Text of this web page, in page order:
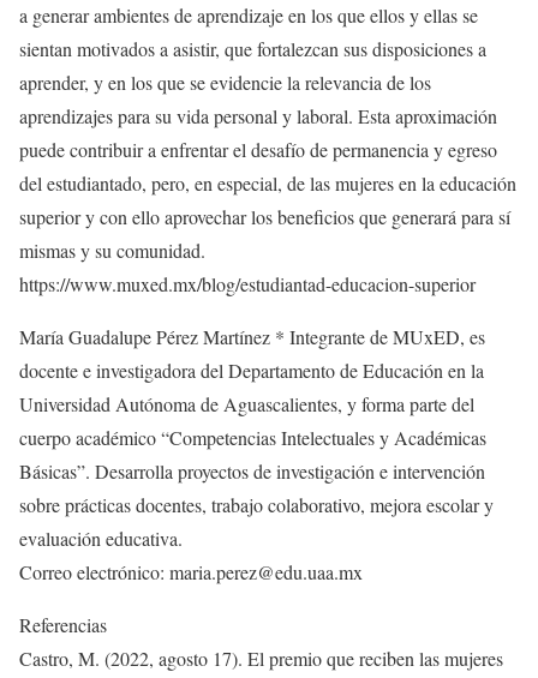
a generar ambientes de aprendizaje en los que ellos y ellas se
sientan motivados a asistir, que fortalezcan sus disposiciones a
aprender, y en los que se evidencie la relevancia de los
aprendizajes para su vida personal y laboral. Esta aproximación
puede contribuir a enfrentar el desafío de permanencia y egreso
del estudiantado, pero, en especial, de las mujeres en la educación
superior y con ello aprovechar los beneficios que generará para sí
mismas y su comunidad.
https://www.muxed.mx/blog/estudiantad-educacion-superior
María Guadalupe Pérez Martínez * Integrante de MUxED, es
docente e investigadora del Departamento de Educación en la
Universidad Autónoma de Aguascalientes, y forma parte del
cuerpo académico “Competencias Intelectuales y Académicas
Básicas”. Desarrolla proyectos de investigación e intervención
sobre prácticas docentes, trabajo colaborativo, mejora escolar y
evaluación educativa.
Correo electrónico: maria.perez@edu.uaa.mx
Referencias
Castro, M. (2022, agosto 17). El premio que reciben las mujeres